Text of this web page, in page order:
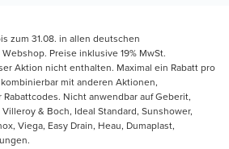
zum 31.08. in allen deutschen
Preise inklusive 19% MwSt.
Aktion nicht enthalten. Maximal ein Rabatt pro
mit anderen Aktionen,
Nicht anwendbar auf Geberit,
& Boch, Ideal Standard, Sunshower,
Viega, Easy Drain, Heau, Dumaplast,